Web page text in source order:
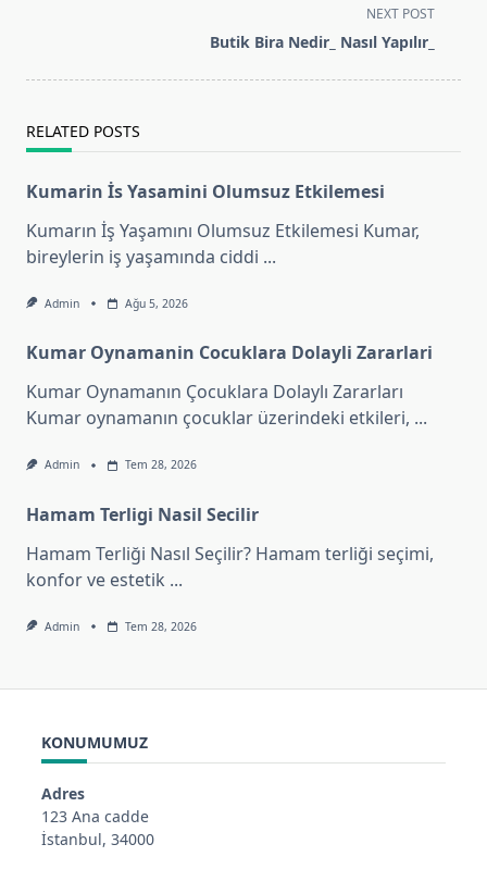
text">Page</span>
NEXT POST
Butik Bira Nedir_ Nasıl Yapılır_
RELATED POSTS
Kumarin İs Yasamini Olumsuz Etkilemesi
Kumarın İş Yaşamını Olumsuz Etkilemesi Kumar,
bireylerin iş yaşamında ciddi ...
Admin Ağu 5, 2026
Kumar Oynamanin Cocuklara Dolayli Zararlari
Kumar Oynamanın Çocuklara Dolaylı Zararları
Kumar oynamanın çocuklar üzerindeki etkileri, ...
Admin Tem 28, 2026
Hamam Terligi Nasil Secilir
Hamam Terliği Nasıl Seçilir? Hamam terliği seçimi,
konfor ve estetik ...
Admin Tem 28, 2026
KONUMUMUZ
Adres
123 Ana cadde
İstanbul, 34000